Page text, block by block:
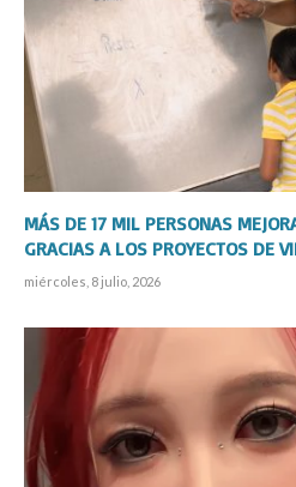
MÁS DE 17 MIL PERSONAS
GRACIAS A LOS PROYECTOS DE
miércoles, 8 julio, 2026